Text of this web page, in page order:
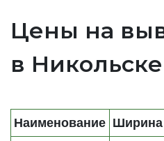
Цены на
в Никольске
Наименование Ширина